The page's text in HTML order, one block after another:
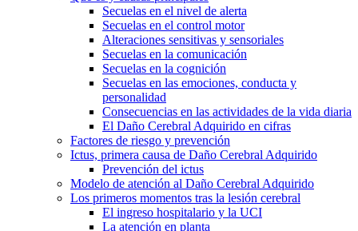
Secuelas en el nivel de alerta
Secuelas en el control motor
Alteraciones sensitivas y sensoriales
Secuelas en la comunicación
Secuelas en la cognición
Secuelas en las emociones, conducta y
personalidad
Consecuencias en las actividades de la vida diaria
El Daño Cerebral Adquirido en cifras
Factores de riesgo y prevención
Ictus, primera causa de Daño Cerebral Adquirido
Prevención del ictus
Modelo de atención al Daño Cerebral Adquirido
Los primeros momentos tras la lesión cerebral
El ingreso hospitalario y la UCI
La atención en planta